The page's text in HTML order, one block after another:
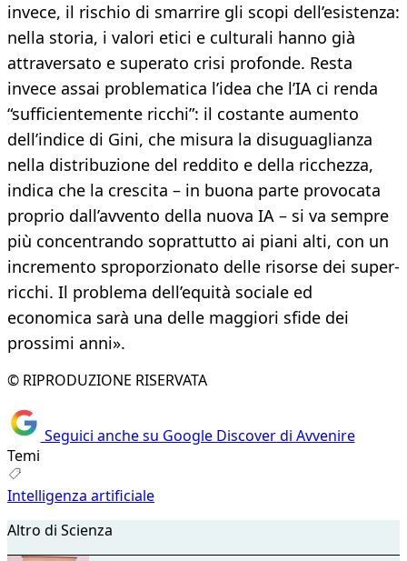
invece, il rischio di smarrire gli scopi dell’esistenza:
nella storia, i valori etici e culturali hanno già
attraversato e superato crisi profonde. Resta
invece assai problematica l’idea che l’IA ci renda
“sufficientemente ricchi”: il costante aumento
dell’indice di Gini, che misura la disuguaglianza
nella distribuzione del reddito e della ricchezza,
indica che la crescita – in buona parte provocata
proprio dall’avvento della nuova IA – si va sempre
più concentrando soprattutto ai piani alti, con un
incremento sproporzionato delle risorse dei super-
ricchi. Il problema dell’equità sociale ed
economica sarà una delle maggiori sfide dei
prossimi anni».
© RIPRODUZIONE RISERVATA
Seguici anche su Google Discover di Avvenire
Temi
Intelligenza artificiale
Altro di Scienza